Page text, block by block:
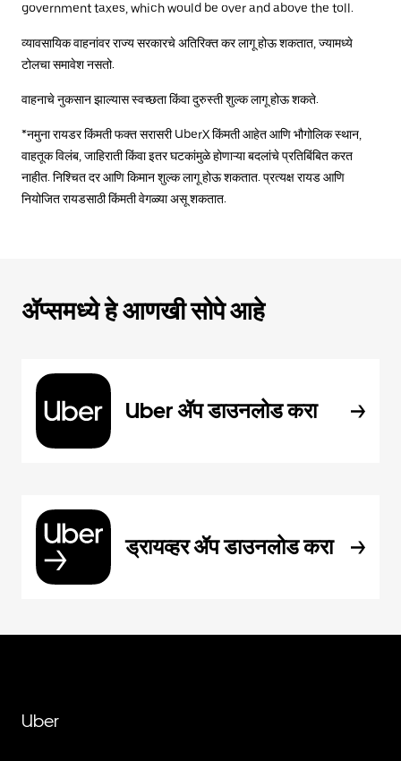
government taxes, which would be over and above the toll.
व्यावसायिक वाहनांवर राज्य सरकारचे अतिरिक्त कर लागू होऊ शकतात, ज्यामध्ये
टोलचा समावेश नसतो.
वाहनाचे नुकसान झाल्यास स्वच्छता किंवा दुरुस्ती शुल्क लागू होऊ शकते.
*नमुना रायडर किंमती फक्त सरासरी UberX किंमती आहेत आणि भौगोलिक स्थान,
वाहतूक विलंब, जाहिराती किंवा इतर घटकांमुळे होणाऱ्या बदलांचे प्रतिबिंबित करत
नाहीत. निश्चित दर आणि किमान शुल्क लागू होऊ शकतात. प्रत्यक्ष रायड आणि
नियोजित रायडसाठी किंमती वेगळ्या असू शकतात.
ॲप्समध्ये हे आणखी सोपे आहे
Uber ॲप डाउनलोड करा
ड्रायव्हर ॲप डाउनलोड करा
Uber